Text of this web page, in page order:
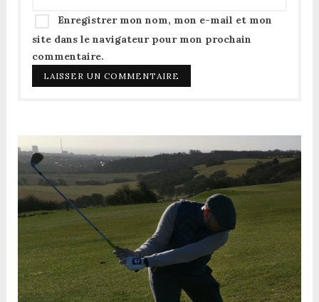
Enregistrer mon nom, mon e-mail et mon
site dans le navigateur pour mon prochain
commentaire.